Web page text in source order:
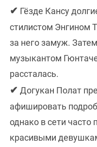
✔ Гёзде Кансу
стилистом Энгином
за него замуж.
музыкантом
рассталась.
✔ Догукан Полат
афишировать
однако в сети часто
красивыми